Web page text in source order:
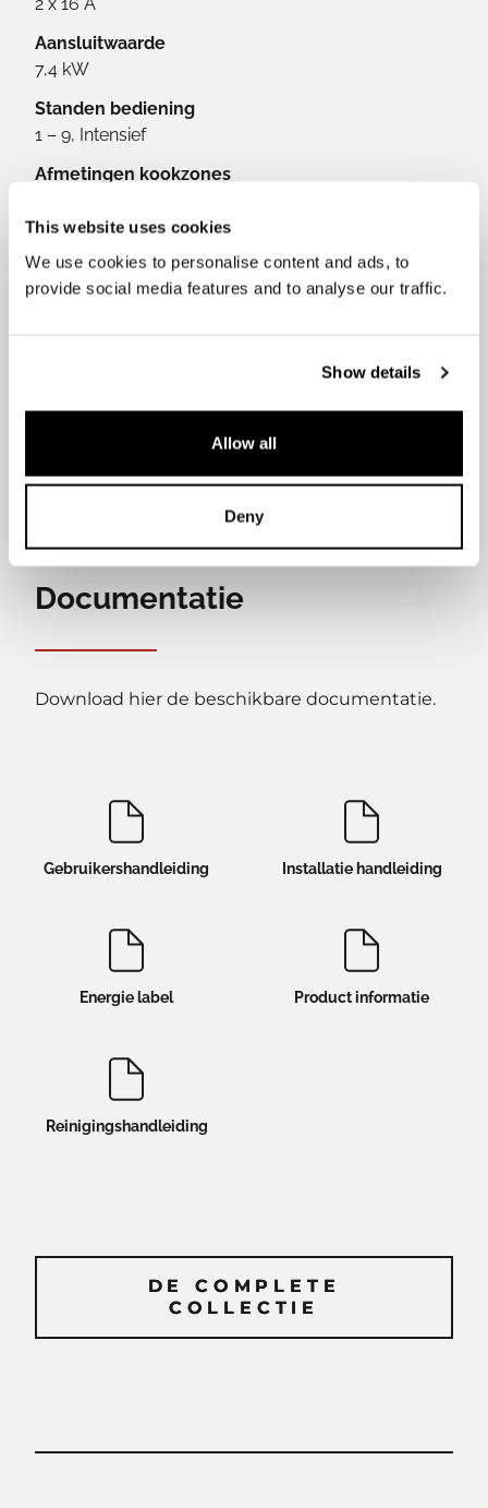
This website uses cookies
We use cookies to personalise content and ads, to
provide social media features and to analyse our traffic.
Show details
Allow all
Deny
2 x 16 A
Aansluitwaarde
7,4 kW
Standen bediening
1 – 9, Intensief
Afmetingen kookzones
Vermogen kookzones
2x 2,1 kW (3 kW Booster) - 1x 2,3 kW (3 kW Booster)
- 1x 1,4 kW (2,1 kW Booster)
Documentatie
Download hier de beschikbare documentatie.
Gebruikershandleiding Installatie handleiding
Energie label Product informatie
Reinigingshandleiding
DE COMPLETE
COLLECTIE
DE COMPLETE
COLLECTIE